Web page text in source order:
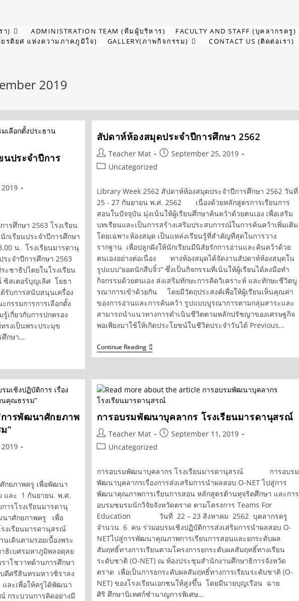
า) ADMINISTRATION TEAM (ทีมผู้บริหาร)
FACULTY AND STAFF (บุคลากรครู)
กียรติยศ แห่งความภาคภูมิใจ)
GALLERY(ภาพกิจกรรม) CONTACT US (ติดต่อเรา)
2019
นประจำปีการ
ารศึกษา 2563 โรงเรียน
กเรียนประจำปีการศึกษา
น. โรงเรียนมารดานุ
ะจำปีการศึกษา 2563
ะชาธิปไตยในโรงเรียน
ซิสเตอร์บุญเลิศ โยธา
รับการสนับสนุนเครื่อง
รรมการการเลือกตั้ง
เกี่ยวกับการปกครอง
ย์ทรงเป็นพระประมุข
ศึกษา…
สัปดาห์ห้องสมุดประจำปีการศึกษา 2562
Post
author:
Teacher Mat
PostSeptember 25, 2019
PostUncategorized
Library Week 2562 สัปดาห์ห้องสมุดประจำปีการศึกษา 2562 วันที่
25 - 27 กันยายน พ.ศ. 2562 เนื่องด้วยหลักสูตรการเรียนการ
สอนในปัจจุบัน มุ่งเน้นให้ผู้เรียนศึกษาค้นคว้าด้วยตนเอง เพื่อเสริม
บทเรียนและเป็นการสร้างเสริมประสบการณ์ในการค้นคว้าเพิ่มเติม
โดยเฉพาะห้องสมุด เป็นแหล่งเรียนรู้ที่สำคัญที่สุดในการวาง
รากฐาน เพื่อปลูกฝังให้นักเรียนมีนิสัยรักการอ่านและค้นคว้าด้วย
ตนเองอย่างต่อเนื่อง ทางห้องสมุดได้จัดงานสัปดาห์ห้องสมุดใน
รูปแบบ“ยอดนักสืบจิ๋ว” ซึ่งเป็นกิจกรรมที่เน้นให้ผู้เรียนได้ลงมือทำ
กิจกรรมด้วยตนเอง ส่งเสริมทักษะการคิดวิเคราะห์ และทักษะชีวิตบู
รณาการเข้าด้วยกัน โดยมีวัตถุประสงค์เพื่อให้ผู้เรียนเห็นคุณค่า
ของการอ่านและการค้นคว้า รูปแบบบูรณาการตามกลุ่มสาระและ
สามารถนำแนวทางการดำเนินชีวิตตามหลักปรัชญาของเศรษฐกิจ
พอเพียงมาใช้ให้เกิดประโยชน์ในชีวิตประจำวันได้ Previous…
Continue Readingสัปดาห์
ห้อง
ปี
การ
ศึกษา
2562
การพัฒนาศักยภาพ
”
กยภาพครู เพื่อพัฒนา
ละ 1 กันยายน พ.ศ.
ารโรงเรียนมารดานุ
นาศักยภาพครู เพื่อ
งเรียนมารดานุสรณ์
เดินตามรอยเบื้องพระ
ธิเบศรมหาภูมิพลอดุลย
าโชวาทด้านการศึกษา
ดีศรีสินทรมหาวชิราลง
ละเพื่อให้ครูได้พัฒนา
กระบวนการคิดอย่างมี
การอบรมพัฒนาบุคลากร โรงเรียนมารดานุสรณ์
Post
author:
Teacher Mat
PostSeptember 11, 2019
PostUncategorized
การอบรมพัฒนาบุคลากร โรงเรียนมารดานุสรณ์ การอบรม
พัฒนาบุคลากรเรื่องการส่งเสริมการนำผลสอบ O-NET ไปสู่การ
พัฒนาคุณภาพการเรียนการสอน หลักสูตรต้านทุจริตศึกษา และการ
อบรมชมรมนักวิจัยจังหวัดตราด ตามโครงการ Teams For
Education วันที่ 22 – 23 สิงหาคม 2562 บุคลากรครู
จำนวน 6 คน ร่วมอบรมเชิงปฏิบัติการส่งเสริมการนำผลสอบ O-
NETไปสู่การพัฒนาคุณภาพการเรียนการสอนและยกระดับผล
สัมฤทธิ์ทางการเรียนตามโครงการยกระดับผลสัมฤทธิ์ทางเรียน
ระดับชาติ (O-NET) ณ ห้องประชุมสำนักงานศึกษาธิการจังหวัด
ตราด เพื่อเป็นการยกระดับผลสัมฤทธิ์ทางการเรียนระดับชาติ (O-
NET) ของโรงเรียนเอกชนให้สูงขึ้น โดยมีนายบุญเรือน ฉาย
ศิริ ศึกษานิเทศก์ชำนาญการพิเศษ…